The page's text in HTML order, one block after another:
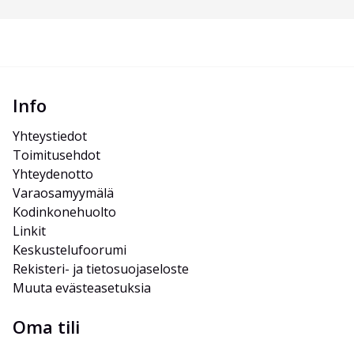
Info
Yhteystiedot
Toimitusehdot
Yhteydenotto
Varaosamyymälä
Kodinkonehuolto
Linkit
Keskustelufoorumi
Rekisteri- ja tietosuojaseloste
Muuta evästeasetuksia
Oma tili